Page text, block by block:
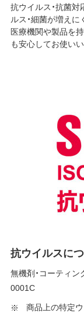
抗ウイルス・抗菌
ルス・細菌が増えに
医療機関や製品を
も安心してお使い
抗ウイルスに
無機剤・コーティン
0001C
商品上の特定